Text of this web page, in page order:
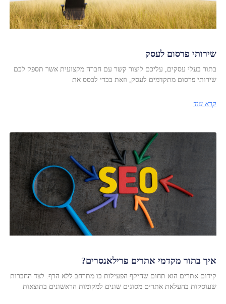
שירותי פרסום לעסק
בתור בעלי עסקים, עליכם ליצור קשר עם חברה מקצועית אשר תספק לכם
שירותי פרסום מתקדמים לעסק, וזאת בכדי לבסס את
קרא עוד
איך בתור מקדמי אתרים פרילאנסרים?
קידום אתרים הוא תחום שהיקף הפעילות בו מתרחב ללא הרף. לצד החברות
שעוסקות בהעלאת אתרים מסוגים שונים למקומות הראשונים בתוצאות